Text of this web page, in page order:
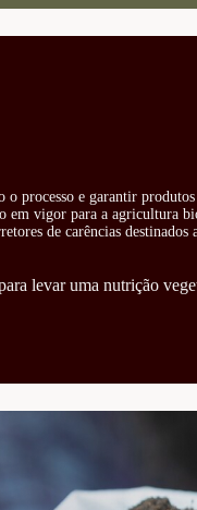
e garantir
vigor para a agricultura
de carências
levar uma nutrição